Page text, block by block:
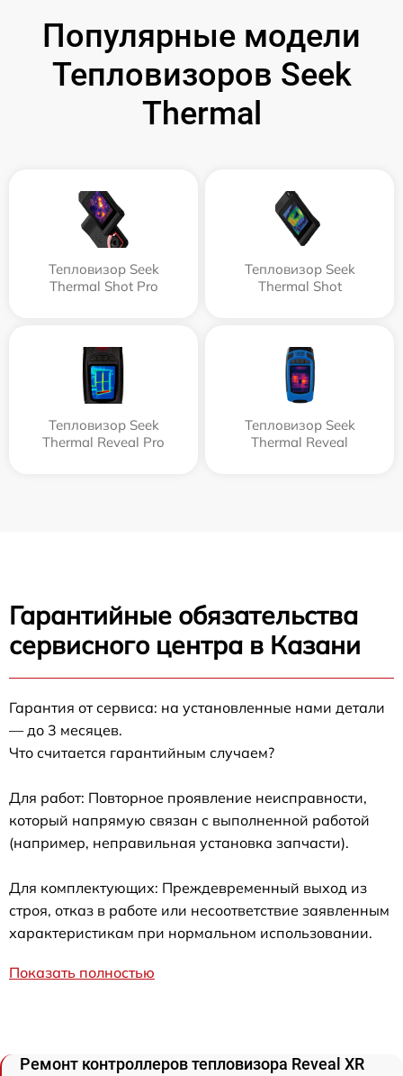
Популярные модели
Тепловизоров Seek
Thermal
Тепловизор Seek
Thermal Shot Pro
Тепловизор Seek
Thermal Shot
Тепловизор Seek
Thermal Reveal Pro
Тепловизор Seek
Thermal Reveal
Гарантийные обязательства
сервисного центра в Казани
Гарантия от сервиса: на установленные нами детали
— до 3 месяцев.
Что считается гарантийным случаем?
Для работ: Повторное проявление неисправности,
который напрямую связан с выполненной работой
(например, неправильная установка запчасти).
Для комплектующих: Преждевременный выход из
строя, отказ в работе или несоответствие заявленным
характеристикам при нормальном использовании.
Показать полностью
Ремонт контроллеров тепловизора Reveal XR